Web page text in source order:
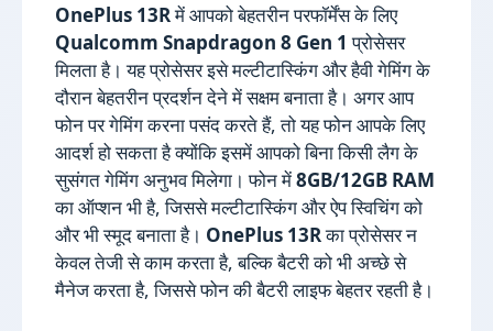
OnePlus 13Rमें आपको बेहतरीन परफॉर्मेंस के लिए
Qualcomm Snapdragon 8 Gen 1 प्रोसेसर
मिलता है। यह प्रोसेसर इसे मल्टीटास्किंग और हैवी गेमिंग के
दौरान बेहतरीन प्रदर्शन देने में सक्षम बनाता है। अगर आप
फोन पर गेमिंग करना पसंद करते हैं, तो यह फोन आपके लिए
आदर्श हो सकता है क्योंकि इसमें आपको बिना किसी लैग के
सुसंगत गेमिंग अनुभव मिलेगा। फोन में8GB/12GB RAM
का ऑप्शन भी है, जिससे मल्टीटास्किंग और ऐप स्विचिंग को
और भी स्मूद बनाता है। OnePlus 13Rका प्रोसेसर न
केवल तेजी से काम करता है, बल्कि बैटरी को भी अच्छे से
मैनेज करता है, जिससे फोन की बैटरी लाइफ बेहतर रहती है।